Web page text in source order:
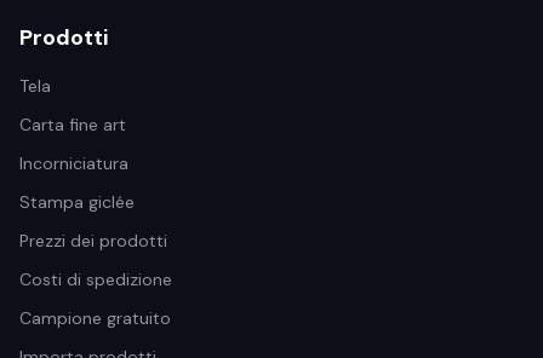
Prodotti
Tela
Carta fine art
Incorniciatura
Stampa giclée
Prezzi dei prodotti
Costi di spedizione
Campione gratuito